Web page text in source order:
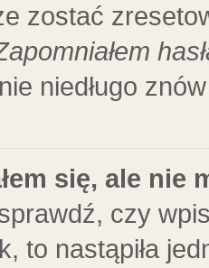
zostać
niedługo
się, ale nie
czy
to nastąpiła